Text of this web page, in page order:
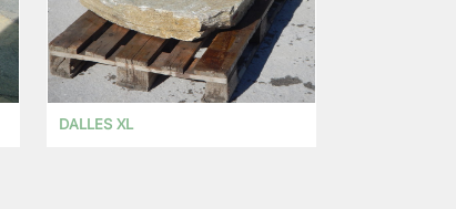
DALLES XL